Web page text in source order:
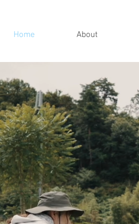
Home About